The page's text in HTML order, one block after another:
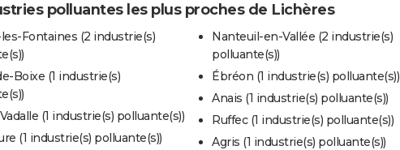
polluantes les plus proches de Lichères
Fontaines (2 industrie(s)
Boixe (1 industrie(s)
(1 industrie(s) polluante(s))
(1 industrie(s) polluante(s))
Nanteuil-en-Vallée (2 industrie(s)
polluante(s))
Ébréon (1 industrie(s) polluante(s))
Anais (1 industrie(s) polluante(s))
Ruffec (1 industrie(s) polluante(s))
Agris (1 industrie(s) polluante(s))